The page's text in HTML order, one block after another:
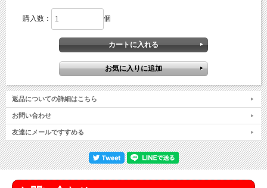
購入数： 個
返品についての詳細はこちら
お問い合わせ
友達にメールですすめる